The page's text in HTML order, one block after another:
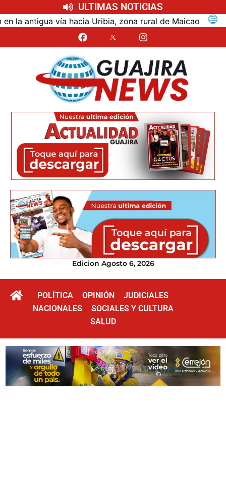
ULTIMAS NOTICIAS
vía hacia Uribia, zona rural de Maicao
Edicion Agosto 6, 2026
POLÍTICA OPINIÓN
JUDICIALES
NACIONALES
SOCIALES Y CULTURA
SALUD